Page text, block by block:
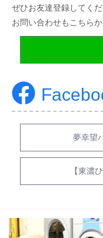
ぜひお友達登録してくだ
お問い合わせもこちらか
夢幸望
【東濃